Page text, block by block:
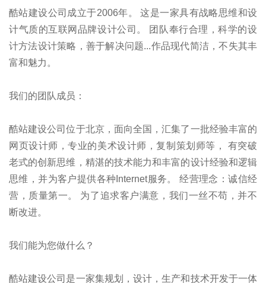
酷站建设公司成立于2006年。 这是一家具有战略思维和设
计气质的互联网品牌设计公司。 团队奉行合理，科学的设
计方法设计策略，善于解决问题...作品现代简洁，不失其丰
富和魅力。
我们的团队成员：
酷站建设公司位于北京，面向全国，汇集了一批经验丰富的
网页设计师，专业的美术设计师，复制策划师等， 有突破
老式的创新思维，精湛的技术能力和丰富的设计经验和逻辑
思维，并为客户提供各种Internet服务。 经营理念：诚信经
营，质量第一。 为了追求客户满意，我们一丝不苟，并不
断改进。
我们能为您做什么？
酷站建设公司是一家集规划，设计，生产和技术开发于一体